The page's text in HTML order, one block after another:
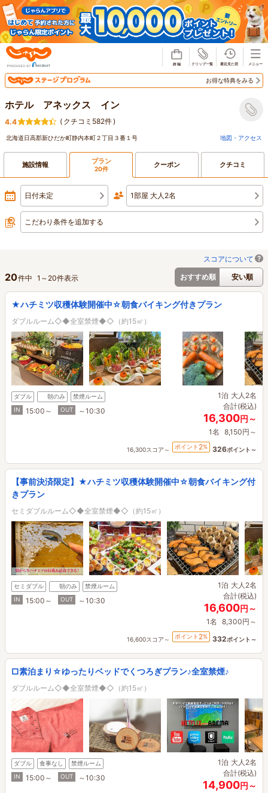
お得な特典をみる
ホテル アネックス イン
4.4 ( クチコミ582件)
北海道日高郡新ひだか町静内本町２丁目３番１号 地図・アクセス
施設情報 プラン
20件 クーポン クチコミ
日付未定 1部屋 大人2名
こだわり条件を追加する
スコアについて
おすすめ順
安い順
20件中 1 ～ 20件表示
★ハチミツ収穫体験開催中☆朝食バイキング付きプラン
ダブルルーム◇◆全室禁煙◆◇（約15㎡）
ダブル 朝のみ
禁煙ルーム
IN
15:00～ OUT ～10:30
1泊 大人2名
合計(税込)
16,300円～
1名 8,150円～
16,300スコア～ ポイント 2% 326ポイント～
【事前決済限定】★ハチミツ収穫体験開催中☆朝食バイキング付
きプラン
セミダブルルーム◇◆全室禁煙◆◇（約15㎡）
セミダブル 朝のみ
禁煙ルーム
IN
15:00～ OUT ～10:30
1泊 大人2名
合計(税込)
16,600円～
1名 8,300円～
16,600スコア～ ポイント 2% 332ポイント～
□素泊まり☆ゆったりベッドでくつろぎプラン♪全室禁煙♪
ダブルルーム◇◆全室禁煙◆◇（約15㎡）
ダブル 食事なし
禁煙ルーム
IN
15:00～ OUT ～10:30
1泊 大人2名
合計(税込)
14,900円～